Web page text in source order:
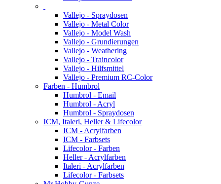
Vallejo - Spraydosen
Vallejo - Metal Color
Vallejo - Model Wash
Vallejo - Grundierungen
Vallejo - Weathering
Vallejo - Traincolor
Vallejo - Hilfsmittel
Vallejo - Premium RC-Color
Farben - Humbrol
Humbrol - Email
Humbrol - Acryl
Humbrol - Spraydosen
ICM, Italeri, Heller & Lifecolor
ICM - Acrylfarben
ICM - Farbsets
Lifecolor - Farben
Heller - Acrylfarben
Italeri - Acrylfarben
Lifecolor - Farbsets